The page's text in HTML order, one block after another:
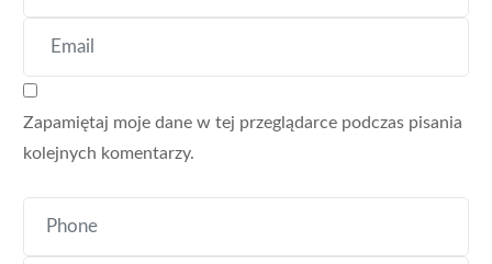
Zapamiętaj moje dane w tej przeglądarce podczas pisania
kolejnych komentarzy.